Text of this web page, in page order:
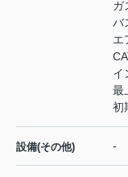
ガ
バ
エ
イ
最
初
設備(その他) -